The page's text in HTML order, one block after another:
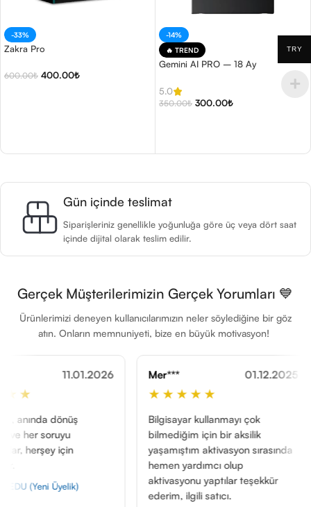
-33%
Zakra Pro
600.00₺ 400.00₺
-14%
🔥 TREND
Gemini AI PRO – 18 Ay
5.0
350.00₺ 300.00₺
Gün içinde teslimat
Siparişleriniz genellikle yoğunluğa göre üç veya dört saat
içinde dijital olarak teslim edilir.
Gerçek Müşterilerimizin Gerçek Yorumları 💙
Ürünlerimizi deneyen kullanıcılarımızın neler söylediğine bir göz
atın. Onların memnuniyeti, bize en büyük motivasyon!
Mer***
★★★★★
Bilgisayar kullanmayı çok
bilmediğim için bir aksilik
yaşamıştım aktivasyon sırasında
hemen yardımcı olup
aktivasyonu yaptılar teşekkür
ederim, ilgili satıcı.
Yav***
helal
TRY